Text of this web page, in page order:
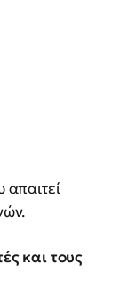
και τους